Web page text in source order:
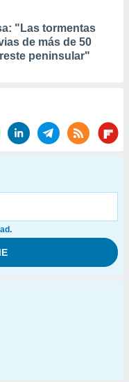
"Las tormentas
de más de 50
peninsular"